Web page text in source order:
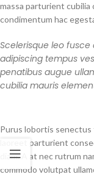
massa parturient cubilia
condimentum hac
Scelerisque leo
adipiscing tempus
penatibus augue
cubilia mauris
Purus lobortis
laoreet parturient
diam. A at nec rutrum
commodo volutpat